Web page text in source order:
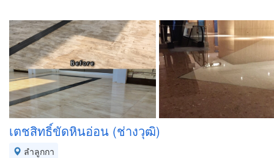
เตชสิทธิ์ขัดหินอ่อน (ช่างวุฒิ)
ลำลูกกา